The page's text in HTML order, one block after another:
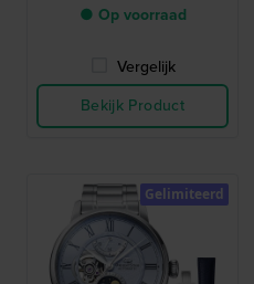
● Op voorraad
Vergelijk
Bekijk Product
Gelimiteerd